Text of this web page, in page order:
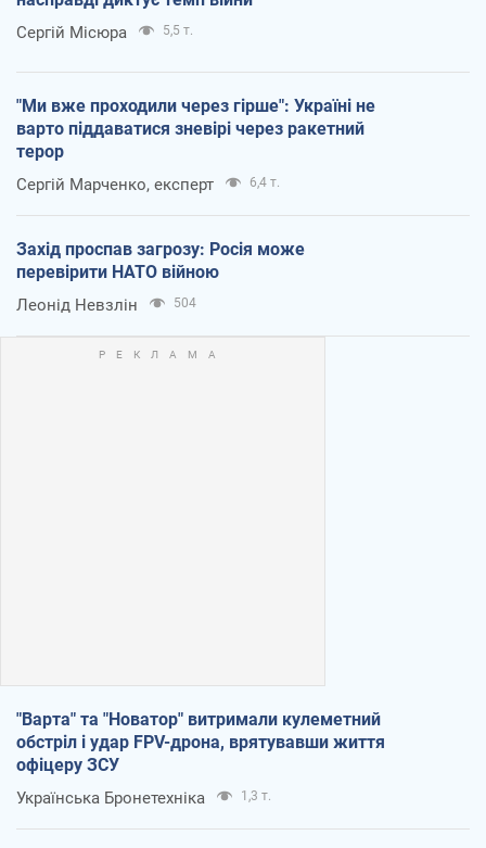
Сергій Місюра 5,5 т.
"Ми вже проходили через гірше": Україні не
варто піддаватися зневірі через ракетний
терор
Сергій Марченко, експерт 6,4 т.
Захід проспав загрозу: Росія може
перевірити НАТО війною
Леонід Невзлін 504
"Варта" та "Новатор" витримали кулеметний
обстріл і удар FPV-дрона, врятувавши життя
офіцеру ЗСУ
Українська Бронетехніка 1,3 т.